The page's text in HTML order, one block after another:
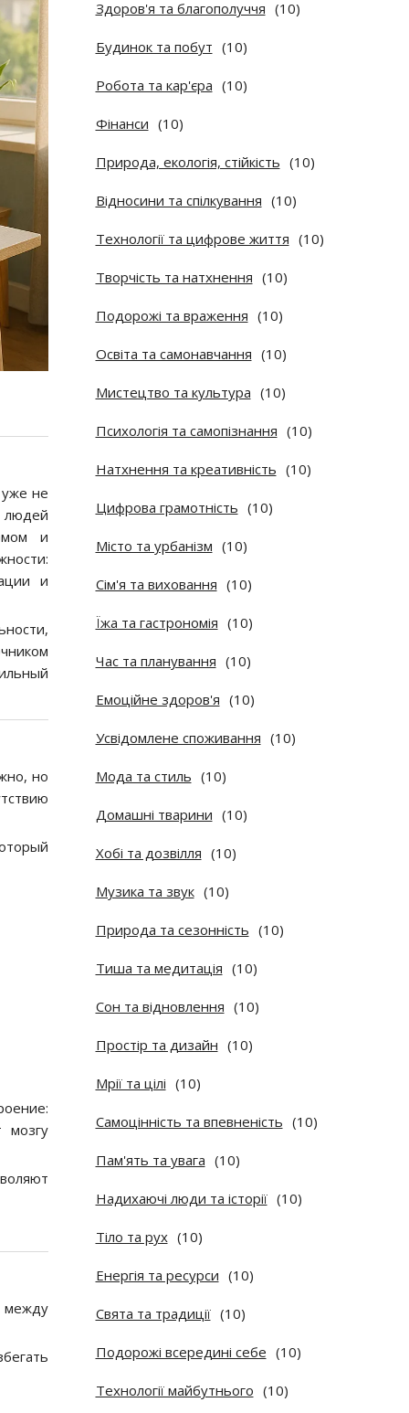
не
людей
и
и
но
мозгу
между
Здоров'я та благополуччя (10)
Будинок та побут (10)
Робота та кар'єра (10)
Фінанси (10)
Природа, екологія, стійкість (10)
Відносини та спілкування (10)
Технології та цифрове життя (10)
Творчість та натхнення (10)
Подорожі та враження (10)
Освіта та самонавчання (10)
Мистецтво та культура (10)
Психологія та самопізнання (10)
Натхнення та креативність (10)
Цифрова грамотність (10)
Місто та урбанізм (10)
Сім'я та виховання (10)
Їжа та гастрономія (10)
Час та планування (10)
Емоційне здоров'я (10)
Усвідомлене споживання (10)
Мода та стиль (10)
Домашні тварини (10)
Хобі та дозвілля (10)
Музика та звук (10)
Природа та сезонність (10)
Тиша та медитація (10)
Сон та відновлення (10)
Простір та дизайн (10)
Мрії та цілі (10)
Самоцінність та впевненість (10)
Пам'ять та увага (10)
Надихаючі люди та історії (10)
Тіло та рух (10)
Енергія та ресурси (10)
Свята та традиції (10)
Подорожі всередині себе (10)
Технології майбутнього (10)